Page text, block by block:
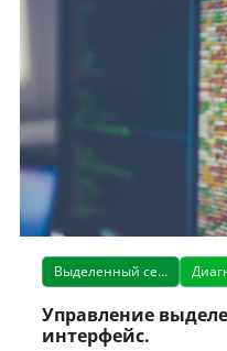
Выделенный сервер
Управление
интерфейс.